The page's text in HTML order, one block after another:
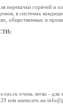
перекачки горячей и
в системах
общественных и
очень легко - для
или написать на